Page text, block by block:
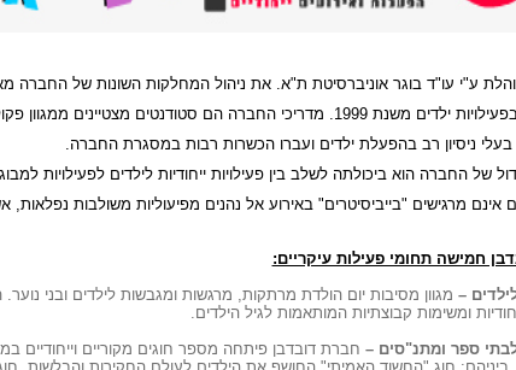
ע"י עו"ד בוגר אוניברסיטת ת"א. את ניהול המחלקות השונות של החברה
העוסקות בפעילויות ילדים משנת 1999. מדריכי החברה הם סטודנטים
בעלי ניסיון רב בהפעלת ילדים ועברו הכשרות רבות במסגרת החברה.
של החברה הוא ביכולתה לשלב בין פעילויות ייחודיות לילדים לפעילויות
אינם מרגישים "בייביסיטרים" באירוע אל נהנים מפיעוליות משולבות
חמישה תחומי פעילות עיקריים:
– מגוון מסיבות יום הולדת מרתקות, מרגשות ומגבשות לילדים ובני
ומשימות קבוצתיות המותאמות לגיל הילדים.
לבתי ספר ומתנ"סים – חברת דובדבן פיתחה מספר חוגים מקוריים